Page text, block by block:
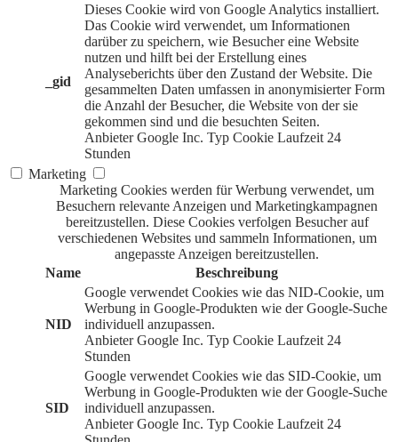
_gid
Dieses Cookie wird von Google Analytics installiert.
Das Cookie wird verwendet, um Informationen
darüber zu speichern, wie Besucher eine Website
nutzen und hilft bei der Erstellung eines
Analyseberichts über den Zustand der Website. Die
gesammelten Daten umfassen in anonymisierter Form
die Anzahl der Besucher, die Website von der sie
gekommen sind und die besuchten Seiten.
Anbieter Google Inc. Typ Cookie Laufzeit 24
Stunden
Marketing
Marketing Cookies werden für Werbung verwendet, um
Besuchern relevante Anzeigen und Marketingkampagnen
bereitzustellen. Diese Cookies verfolgen Besucher auf
verschiedenen Websites und sammeln Informationen, um
angepasste Anzeigen bereitzustellen.
Name
Beschreibung
NID
Google verwendet Cookies wie das NID-Cookie, um
Werbung in Google-Produkten wie der Google-Suche
individuell anzupassen.
Anbieter Google Inc. Typ Cookie Laufzeit 24
Stunden
SID
Google verwendet Cookies wie das SID-Cookie, um
Werbung in Google-Produkten wie der Google-Suche
individuell anzupassen.
Anbieter Google Inc. Typ Cookie Laufzeit 24